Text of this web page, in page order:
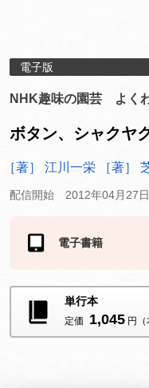
電子版
NHK趣味の園芸 よく
ボタン、シャクヤ
［著］ 江川一栄 ［著］
配信開始 2012年04月27日
電子書籍
単行本
定価 1,045 円（